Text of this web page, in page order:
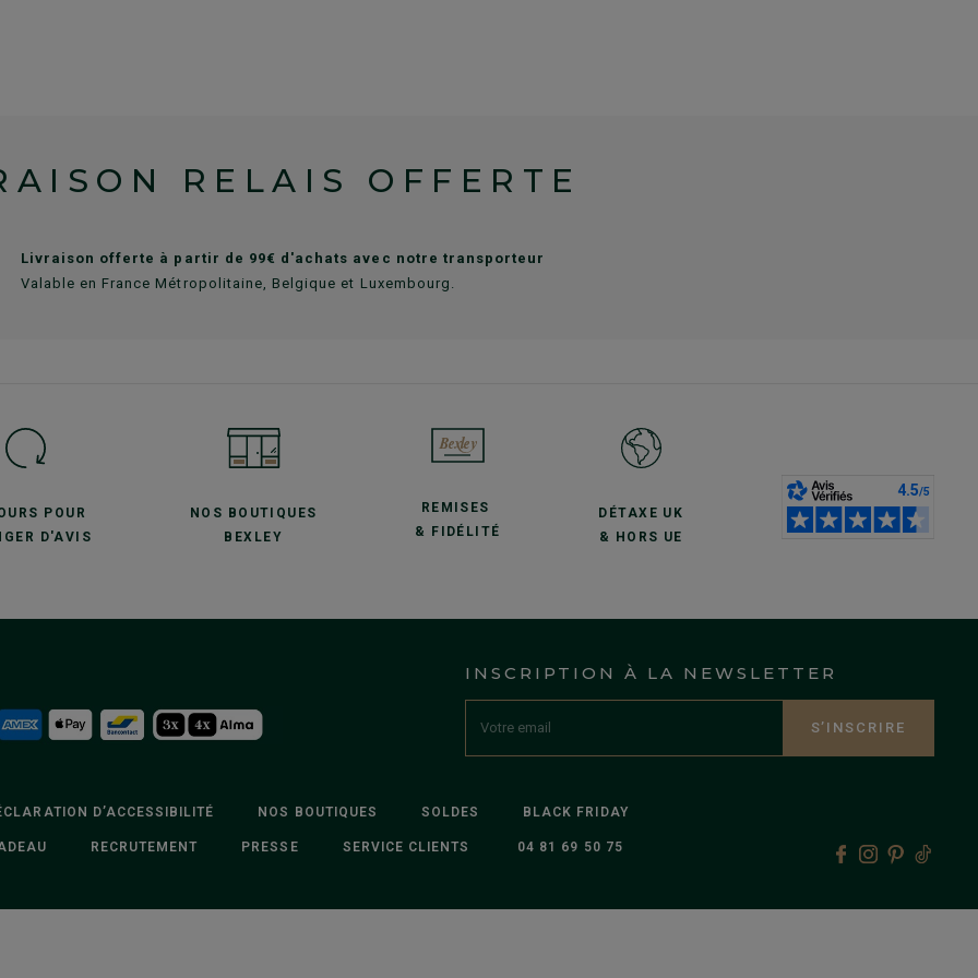
RELAIS OFFERTE
Livraison offerte à partir de 99€ d'achats avec notre transporteur
Valable en France Métropolitaine, Belgique et Luxembourg.
POUR
D'AVIS
NOS BOUTIQUES
BEXLEY
REMISES
& FIDÉLITÉ
DÉTAXE UK
& HORS UE
INSCRIPTION À LA NEWSLETTER
S’INSCRIRE
D’ACCESSIBILITÉ NOS BOUTIQUES SOLDES BLACK FRIDAY
RECRUTEMENT PRESSE SERVICE CLIENTS 04 81 69 50 75